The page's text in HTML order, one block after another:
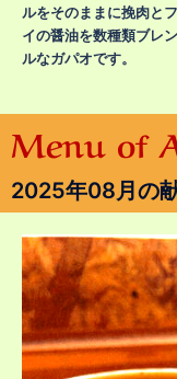
ルをそのままに挽肉と
イの醤油を数種類ブレ
ルなガパオです。
Menu of
2025年08月の